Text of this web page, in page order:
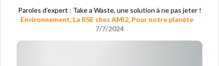
Paroles d’expert : Take a Waste, une solution à ne pas jeter !
Environnement, La RSE chez AMi2, Pour notre planète
7/7/2024